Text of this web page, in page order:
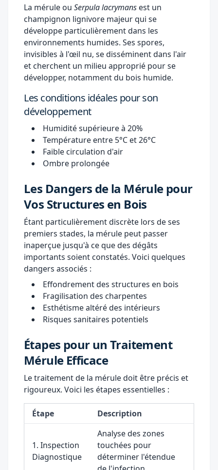
La mérule ou Serpula lacrymans est un
champignon lignivore majeur qui se
développe particulièrement dans les
environnements humides. Ses spores,
invisibles à l'œil nu, se disséminent dans l'air
et cherchent un milieu approprié pour se
développer, notamment du bois humide.
Les conditions idéales pour son
développement
Humidité supérieure à 20%
Température entre 5°C et 26°C
Faible circulation d'air
Ombre prolongée
Les Dangers de la Mérule pour
Vos Structures en Bois
Étant particulièrement discrète lors de ses
premiers stades, la mérule peut passer
inaperçue jusqu'à ce que des dégâts
importants soient constatés. Voici quelques
dangers associés :
Effondrement des structures en bois
Fragilisation des charpentes
Esthétisme altéré des intérieurs
Risques sanitaires potentiels
Étapes pour un Traitement
Mérule Efficace
Le traitement de la mérule doit être précis et
rigoureux. Voici les étapes essentielles :
Étape Description
1. Inspection
Diagnostique
Analyse des zones
touchées pour
déterminer l'étendue